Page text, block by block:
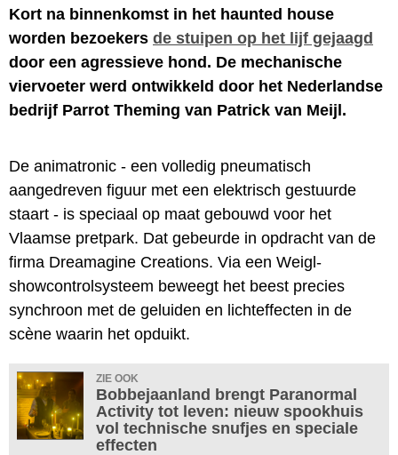
Kort na binnenkomst in het haunted house
worden bezoekers de stuipen op het lijf gejaagd
door een agressieve hond. De mechanische
viervoeter werd ontwikkeld door het Nederlandse
bedrijf Parrot Theming van Patrick van Meijl.
De animatronic - een volledig pneumatisch
aangedreven figuur met een elektrisch gestuurde
staart - is speciaal op maat gebouwd voor het
Vlaamse pretpark. Dat gebeurde in opdracht van de
firma Dreamagine Creations. Via een Weigl-
showcontrolsysteem beweegt het beest precies
synchroon met de geluiden en lichteffecten in de
scène waarin het opduikt.
ZIE OOK
Bobbejaanland brengt Paranormal
Activity tot leven: nieuw spookhuis
vol technische snufjes en speciale
effecten